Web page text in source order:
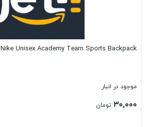
Nike Unisex Academy Team Sports Backpack
موجود در انبار
۳۰,۰۰۰ تومان